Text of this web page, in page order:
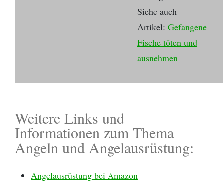
Siehe auch
Artikel: Gefangene
Fische töten und
ausnehmen
Weitere Links und
Informationen zum Thema
Angeln und Angelausrüstung:
Angelausrüstung bei Amazon